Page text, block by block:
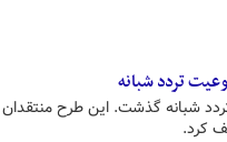
تردد شبانه
شبانه گذشت. این طرح
کرد.